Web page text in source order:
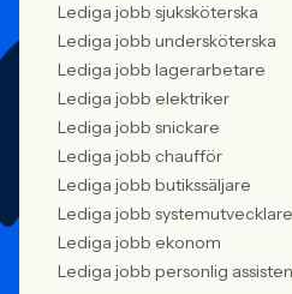
Lediga jobb sjuksköterska
Lediga jobb undersköterska
Lediga jobb lagerarbetare
Lediga jobb elektriker
Lediga jobb snickare
Lediga jobb chaufför
Lediga jobb butikssäljare
Lediga jobb systemutvecklare
Lediga jobb ekonom
Lediga jobb personlig